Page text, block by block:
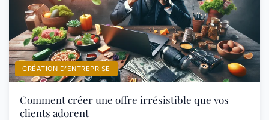
CRÉATION D’ENTREPRISE
Comment créer une offre irrésistible que vos
clients adorent